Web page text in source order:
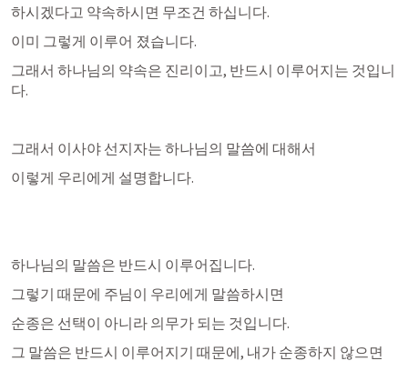
하시겠다고 약속하시면 무조건 하십니다.
이미 그렇게 이루어 졌습니다.
그래서 하나님의 약속은 진리이고, 반드시 이루어지는 것입니
다.
그래서 이사야 선지자는 하나님의 말씀에 대해서
이렇게 우리에게 설명합니다.
하나님의 말씀은 반드시 이루어집니다.
그렇기 때문에 주님이 우리에게 말씀하시면
순종은 선택이 아니라 의무가 되는 것입니다.
그 말씀은 반드시 이루어지기 때문에, 내가 순종하지 않으면